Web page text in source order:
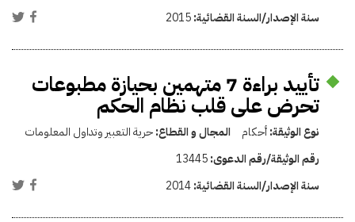
سنة الإصدار/السنة القضائية:2015
تأييد براءة 7 متهمين بحيازة مطبوعات
تحرض على قلب نظام الحكم
نوع الوثيقة:أحكام المجال و القطاع:حرية التعبير وتداول المعلومات
رقم الوثيقة/رقم الدعوى:13445
سنة الإصدار/السنة القضائية:2014